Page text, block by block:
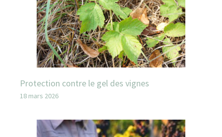
Protection contre le gel des vignes
18 mars 2026